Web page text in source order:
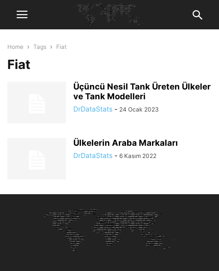
Home Tags Fiat
Fiat
Üçüncü Nesil Tank Üreten Ülkeler
ve Tank Modelleri
DrDataStats - 24 Ocak 2023
Ülkelerin Araba Markaları
DrDataStats - 6 Kasım 2022